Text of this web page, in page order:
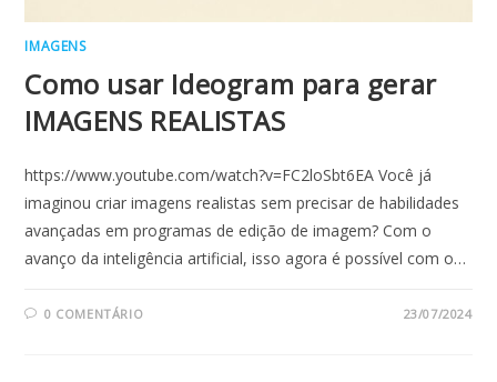
IMAGENS
Como usar Ideogram para gerar
IMAGENS REALISTAS
https://www.youtube.com/watch?v=FC2loSbt6EA Você já
imaginou criar imagens realistas sem precisar de habilidades
avançadas em programas de edição de imagem? Com o
avanço da inteligência artificial, isso agora é possível com o…
0 COMENTÁRIO 23/07/2024